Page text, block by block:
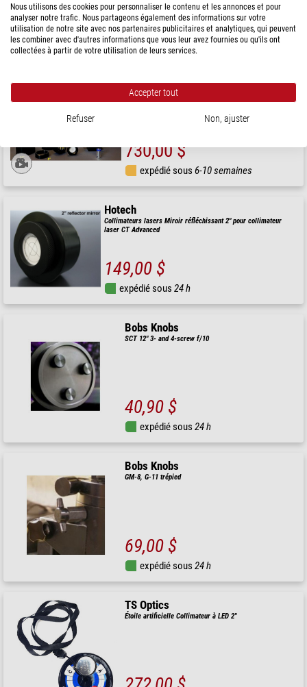
46,90 $
expédié sous24 h
Collimateurs lasers Collimateur laser HyperStar 8"
730,00 $
expédié sous6-10 semaines
Hotech
Collimateurs lasers Miroir réfléchissant 2" pour collimateur
laser CT Advanced
149,00 $
expédié sous 24 h
Bobs Knobs
SCT 12" 3- and 4-screw f/10
40,90 $
expédié sous24 h
Bobs Knobs
GM-8, G-11 trépied
69,00 $
expédié sous24 h
TS Optics
Étoile artificielle Collimateur à LED 2"
Nous utilisons des cookies pour personnaliser le contenu et les annonces et pour
analyser notre trafic. Nous partageons également des informations sur votre
utilisation de notre site avec nos partenaires publicitaires et analytiques, qui peuvent
les combiner avec d'autres informations que vous leur avez fournies ou qu'ils ont
collectées à partir de votre utilisation de leurs services.
Accepter tout
Refuser Non, ajuster